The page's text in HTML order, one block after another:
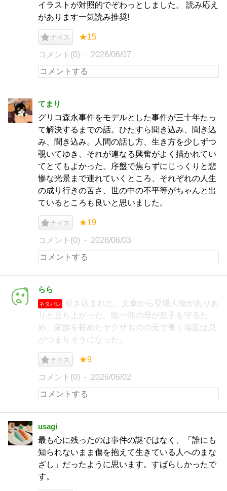
イラストが対照的でぞわっとしました。 読み応え
があります一気読み推奨!
ナイス ★15
コメント(0) 2026/06/07
てまり
グリコ森永事件をモデルとした事件が三十年たっ
て解決するまでの話。ひたすら聞き込み、聞き込
み、聞き込み。人間の話し方、生き方を少しずつ
覗いてゆき、それが連なる興奮がよく描かれてい
てとてもよかった。序盤で焦らずにじっくりと悲
惨な光景まで連れていくところ、それぞれの人生
の成り行きの苦さ、世の中の不平等がちゃんと出
ているところも良いと思いました。
ナイス ★19
コメント(0) 2026/06/03
らら
ネタバレ
引き込まれた。文章から登場人物がありあ
りと立ち上がった。聡一郎の母が息子を守るた
め、家族を殺めたヤクザものの元で働く場面は息
がつまりそうになった。
ナイス ★9
コメント(0) 2026/06/02
usagi
最も心に残ったのは事件の謎ではなく、「誰にも
知られないまま傷を抱えて生きている人へのまな
ざし」だったように思います。すばらしかったで
す。